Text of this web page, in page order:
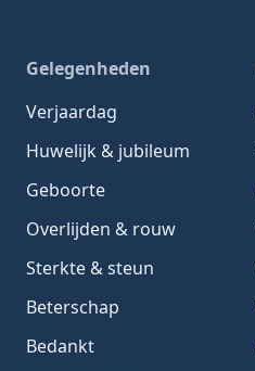
Gelegenheden
Verjaardag
Huwelijk & jubileum
Geboorte
Overlijden & rouw
Sterkte & steun
Beterschap
Bedankt